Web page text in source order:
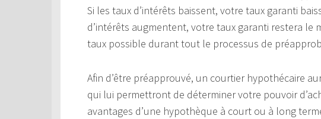
Si les taux d’intérêts baissent, votre taux garanti
d’intérêts augmentent, votre taux garanti restera le
taux possible durant tout le processus de
Afin d’être préapprouvé, un courtier hypothécaire
qui lui permettront de déterminer votre pouvoir
avantages d’une hypothèque à court ou à long